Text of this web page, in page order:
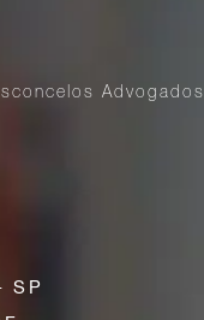
Advogados
SP